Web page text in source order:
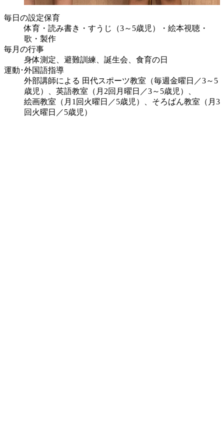
毎日の設定保育
体育・読み書き・すうじ（3～5歳児）・絵本視聴・
歌・製作
毎月の行事
身体測定、避難訓練、誕生会、食育の日
運動･外国語指導
外部講師による 田代スポーツ教室（毎週金曜日／3～5
歳児）、英語教室（月2回月曜日／3～5歳児）、
絵画教室（月1回火曜日／5歳児）、そろばん教室（月3
回火曜日／5歳児）